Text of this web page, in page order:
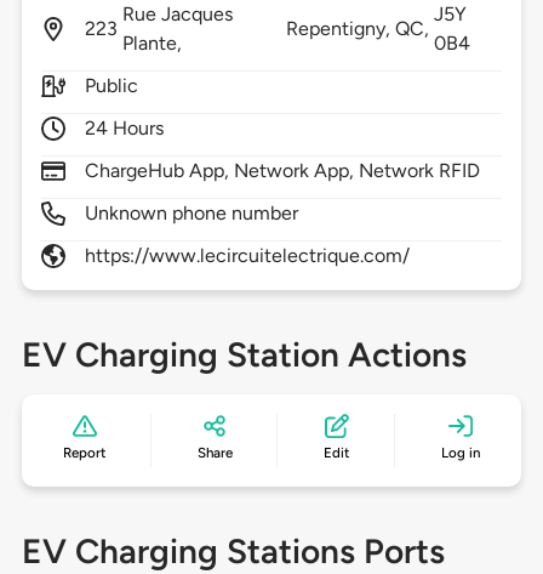
223
Rue Jacques
Plante,
Repentigny,QC,
J5Y
0B4
Public
24 Hours
ChargeHub App, Network App, Network RFID
Unknown phone number
https://www.lecircuitelectrique.com/
EV Charging Station Actions
Report Share Edit Log in
EV Charging Stations Ports